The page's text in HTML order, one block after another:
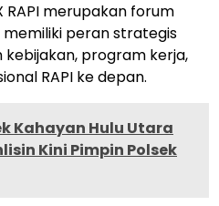
RAPI merupakan forum
peran strategis
program kerja,
RAPI ke depan.
Kahayan Hulu Utara
Kini Pimpin Polsek